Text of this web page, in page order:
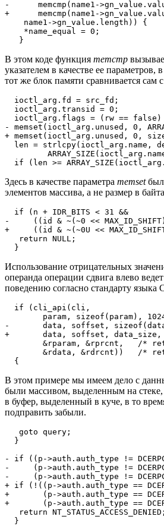
-      memcmp(name1-
+      memcmp(name1-
    name1->gn_value.length)) {
    *name_equal = 0;
   }
В этом коде функция memcmp
указателем в качестве ее параметров,
тот же блок памяти сравнивается сам
  ioctl_arg.fd = src_fd;
  ioctl_arg.transid = 0;
ioctl_arg.flags = (rw ==
- memset(ioctl_arg.unused, 0,
+ memset(ioctl_arg.unused, 0,
len = strlcpy(ioctl_arg.name,
if (len >=
Здесь в качестве параметра memset
элементов массива, а не размер в
  if (n + IDR_BITS < 31 &&
-     ((id & ~(~0 <<
+     ((id & ~(~0U <<
   return NULL;
  }
Использование отрицательных
операнда операции сдвига влево
поведению согласно стандарту языка
  if (cli_api(cli,
param, sizeof(param),
-       data, soffset,
+       data, soffset, data_size,
&rparam, &rprcnt,   /*
&rdata, &rdrcnt))   /*
  {
В этом примере мы имеем дело с
были массивом, выделенным на стеке,
в буфер, выделенный в куче, в то
подправить забыли.
   goto query;
  }
- if ((p->auth.auth_type !=
-     (p->auth.auth_type !=
-     (p->auth.auth_type !=
+ if (!((p->auth.auth_type ==
+       (p->auth.auth_type ==
+       (p->auth.auth_type ==
   return NT_STATUS_ACCESS_DENIED;
  }